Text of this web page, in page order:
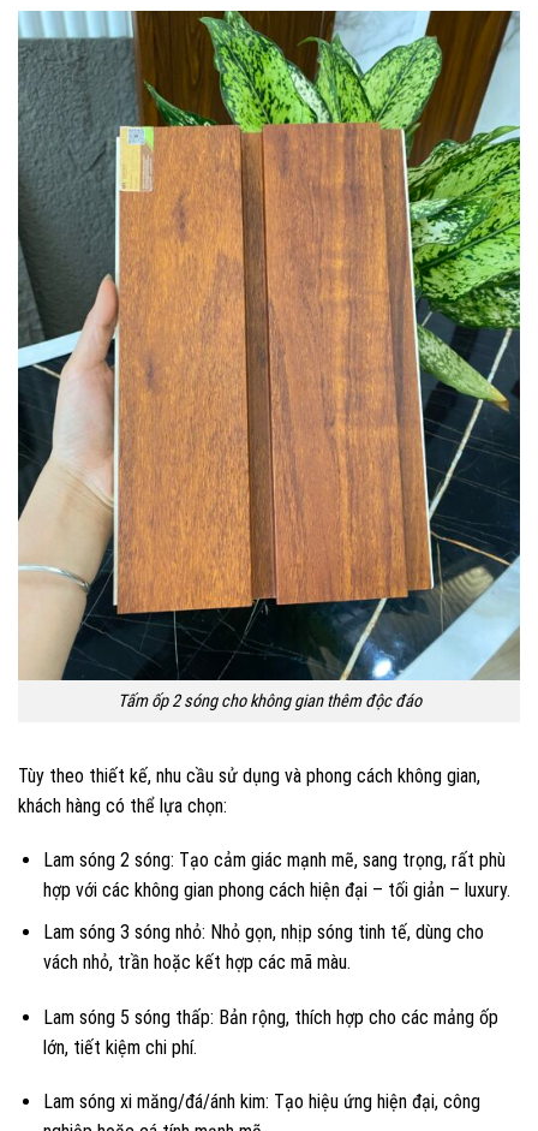
Tấm ốp 2 sóng cho không gian thêm độc đáo
Tùy theo thiết kế, nhu cầu sử dụng và phong cách không gian,
khách hàng có thể lựa chọn:
Lam sóng 2 sóng: Tạo cảm giác mạnh mẽ, sang trọng, rất phù
hợp với các không gian phong cách hiện đại – tối giản – luxury.
Lam sóng 3 sóng nhỏ: Nhỏ gọn, nhịp sóng tinh tế, dùng cho
vách nhỏ, trần hoặc kết hợp các mã màu.
Lam sóng 5 sóng thấp: Bản rộng, thích hợp cho các mảng ốp
lớn, tiết kiệm chi phí.
Lam sóng xi măng/đá/ánh kim: Tạo hiệu ứng hiện đại, công